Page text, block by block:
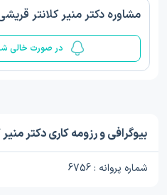
مشاوره دکتر منیر کلانتر
در صورت خالی
بیوگرافی و رزومه کاری دکتر
شماره پروانه : 6756